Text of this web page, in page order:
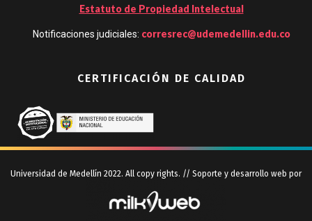
Estatuto de Propiedad Intelectual
Notificaciones judiciales: corresrec@udemedellin.edu.co
CERTIFICACIÓN DE CALIDAD
Universidad de Medellín 2022. All copy rights. // Soporte y desarrollo web por